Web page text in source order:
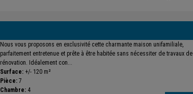
Nous vous proposons en exclusivité cette charmante maison unifamiliale,
parfaitement entretenue et prête à être habitée sans nécessiter de travaux de
rénovation. Idéalement con...
Surface: +/- 120 m²
Pièce: 7
Chambre: 4